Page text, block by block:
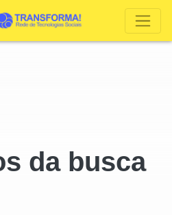
da busca